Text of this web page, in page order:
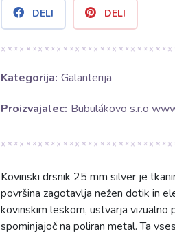
DELI DELI
Kategorija: Galanterija
Proizvajalec: Bubulákovo s.r.o
Kovinski drsnik 25 mm silver je
površina zagotavlja nežen dotik in
kovinskim leskom, ustvarja vizualno
spominjajoč na poliran metal. Ta